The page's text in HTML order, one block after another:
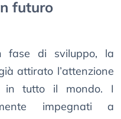
futuro
fase di sviluppo, la
attirato l’attenzione
in tutto il mondo. I
impegnati a